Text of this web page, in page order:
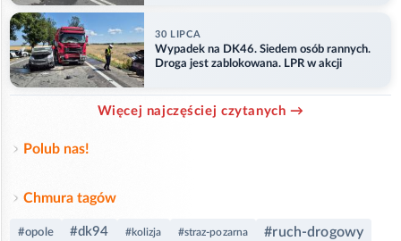
30 LIPCA
Wypadek na DK46. Siedem osób rannych.
Droga jest zablokowana. LPR w akcji
Więcej najczęściej czytanych →
Polub nas!
Chmura tagów
#opole #dk94 #kolizja #straz-pozarna #ruch-drogowy